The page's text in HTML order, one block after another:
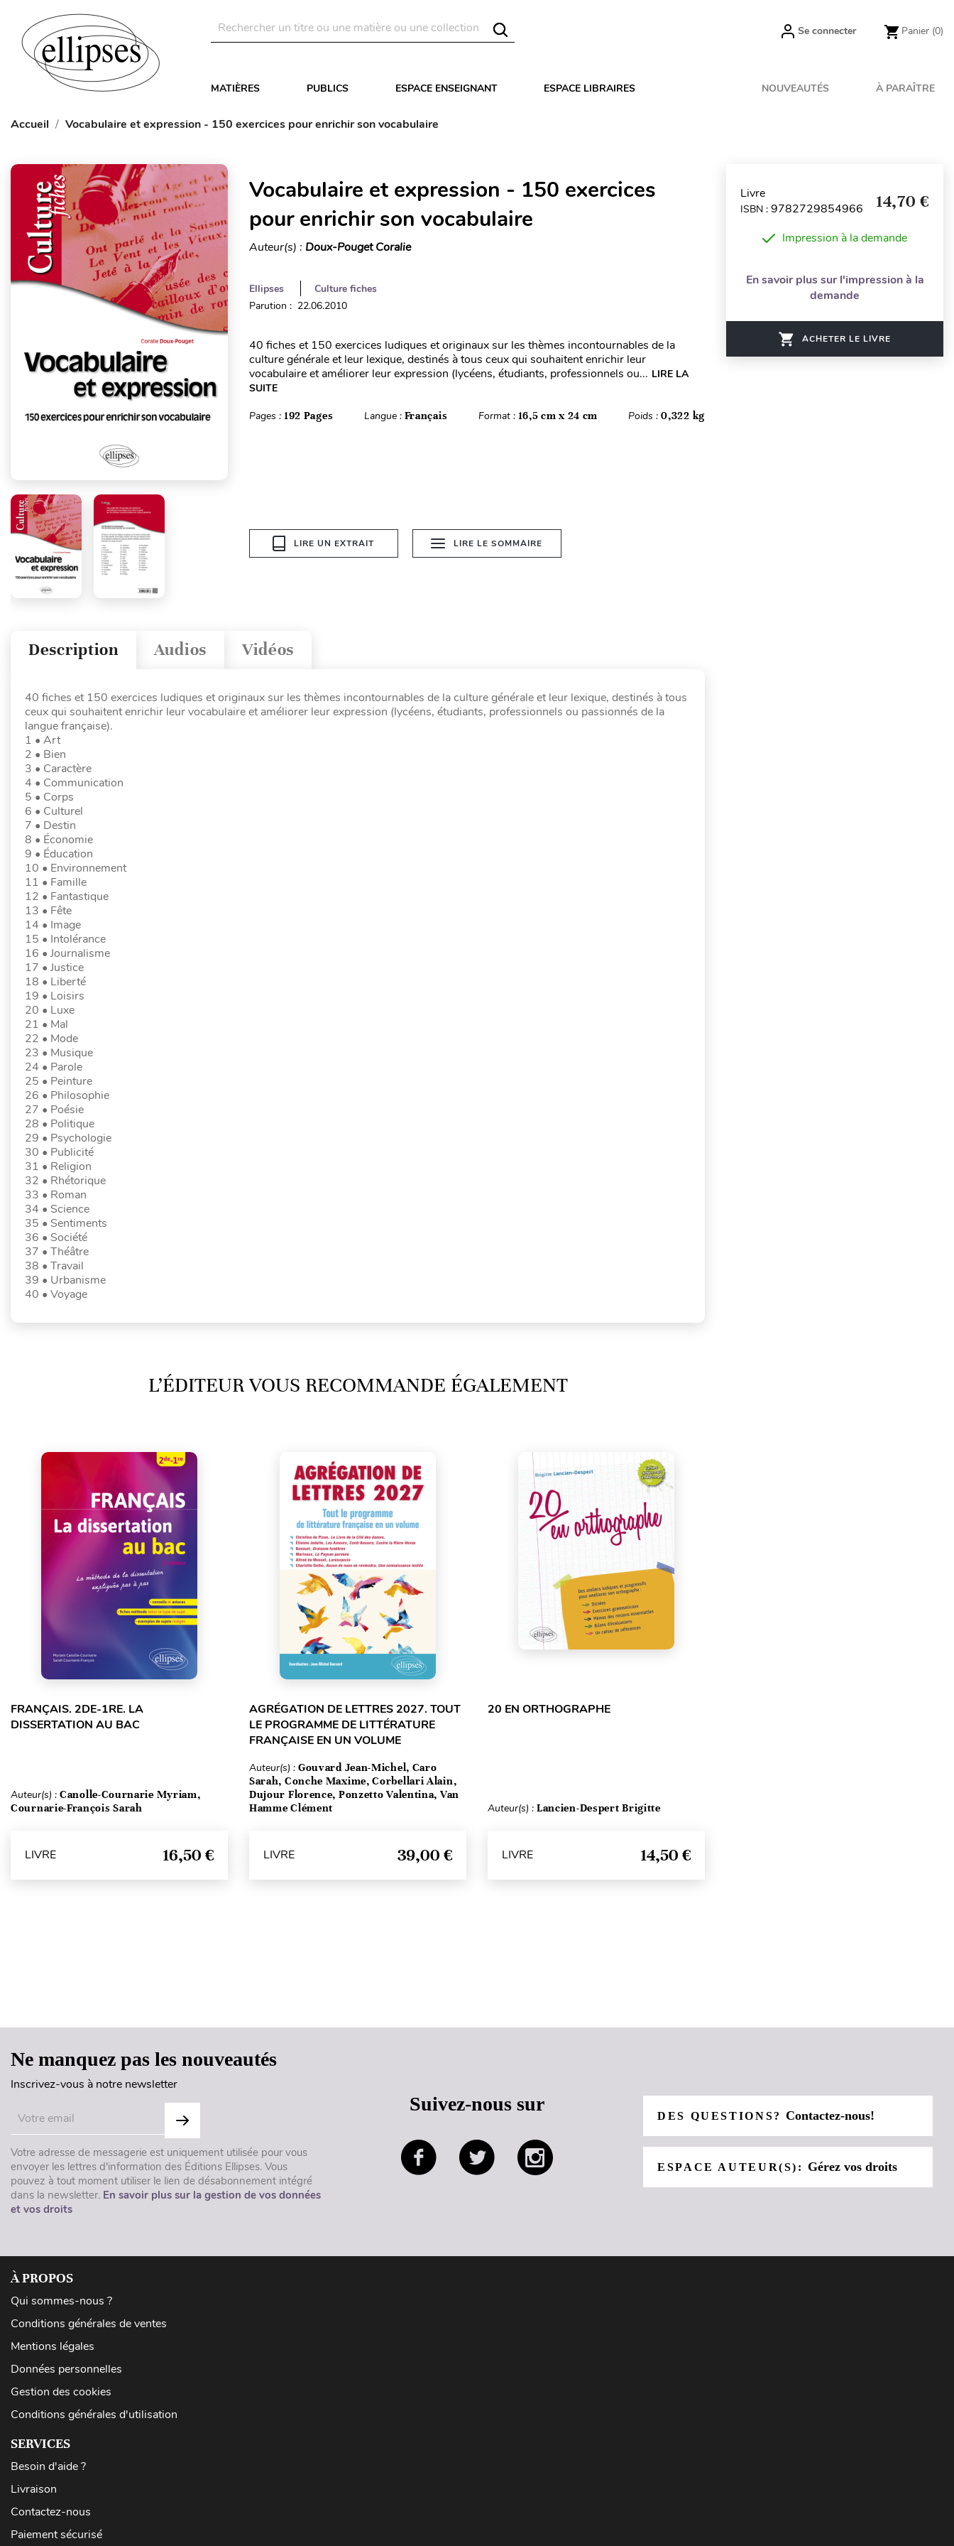
Se connecter Panier (0)
MATIÈRES PUBLICS ESPACE ENSEIGNANT ESPACE LIBRAIRES NOUVEAUTÉS À PARAÎTRE
Accueil Vocabulaire et expression - 150 exercices pour enrichir son vocabulaire
Vocabulaire et expression - 150 exercices
pour enrichir son vocabulaire
Auteur(s) : Doux-Pouget Coralie
Ellipses
Culture fiches
Parution : 22.06.2010
40 fiches et 150 exercices ludiques et originaux sur les thèmes incontournables de la
culture générale et leur lexique, destinés à tous ceux qui souhaitent enrichir leur
vocabulaire et améliorer leur expression (lycéens, étudiants, professionnels ou... LIRE LA
SUITE
Pages : 192 Pages Langue : Français Format : 16,5 cm x 24 cm Poids :0,322 kg
LIRE UN EXTRAIT LIRE LE SOMMAIRE
Vidéos
Audios
Description
40 fiches et 150 exercices ludiques et originaux sur les thèmes incontournables de la culture générale et leur lexique, destinés à tous
ceux qui souhaitent enrichir leur vocabulaire et améliorer leur expression (lycéens, étudiants, professionnels ou passionnés de la
langue française).
1 • Art
2 • Bien
3 • Caractère
4 • Communication
5 • Corps
6 • Culturel
7 • Destin
8 • Économie
9 • Éducation
10 • Environnement
11 • Famille
12 • Fantastique
13 • Fête
14 • Image
15 • Intolérance
16 • Journalisme
17 • Justice
18 • Liberté
19 • Loisirs
20 • Luxe
21 • Mal
22 • Mode
23 • Musique
24 • Parole
25 • Peinture
26 • Philosophie
27 • Poésie
28 • Politique
29 • Psychologie
30 • Publicité
31 • Religion
32 • Rhétorique
33 • Roman
34 • Science
35 • Sentiments
36 • Société
37 • Théâtre
38 • Travail
39 • Urbanisme
40 • Voyage
L’ÉDITEUR VOUS RECOMMANDE ÉGALEMENT
FRANÇAIS. 2DE-1RE. LA
DISSERTATION AU BAC
Auteur(s) : Canolle-Cournarie Myriam,
Cournarie-François Sarah
LIVRE 16,50 €
AGRÉGATION DE LETTRES 2027. TOUT
LE PROGRAMME DE LITTÉRATURE
FRANÇAISE EN UN VOLUME
Auteur(s) : Gouvard Jean-Michel, Caro
Sarah, Conche Maxime, Corbellari Alain,
Dujour Florence, Ponzetto Valentina, Van
Hamme Clément
LIVRE 39,00 €
20 EN ORTHOGRAPHE
Auteur(s) : Lancien-Despert Brigitte
LIVRE 14,50 €
Livre
ISBN : 9782729854966 14,70 €
Impression à la demande
En savoir plus sur l'impression à la
demande
ACHETER LE LIVRE
Ne manquez pas les nouveautés
Inscrivez-vous à notre newsletter
Votre adresse de messagerie est uniquement utilisée pour vous
envoyer les lettres d'information des Éditions Ellipses. Vous
pouvez à tout moment utiliser le lien de désabonnement intégré
dans la newsletter. En savoir plus sur la gestion de vos données
et vos droits
Suivez-nous sur
DES QUESTIONS?Contactez-nous!
ESPACE AUTEUR(S): Gérez vos droits
À PROPOS
Qui sommes-nous ?
Conditions générales de ventes
Mentions légales
Données personnelles
Gestion des cookies
Conditions générales d'utilisation
SERVICES
Besoin d'aide ?
Livraison
Contactez-nous
Paiement sécurisé